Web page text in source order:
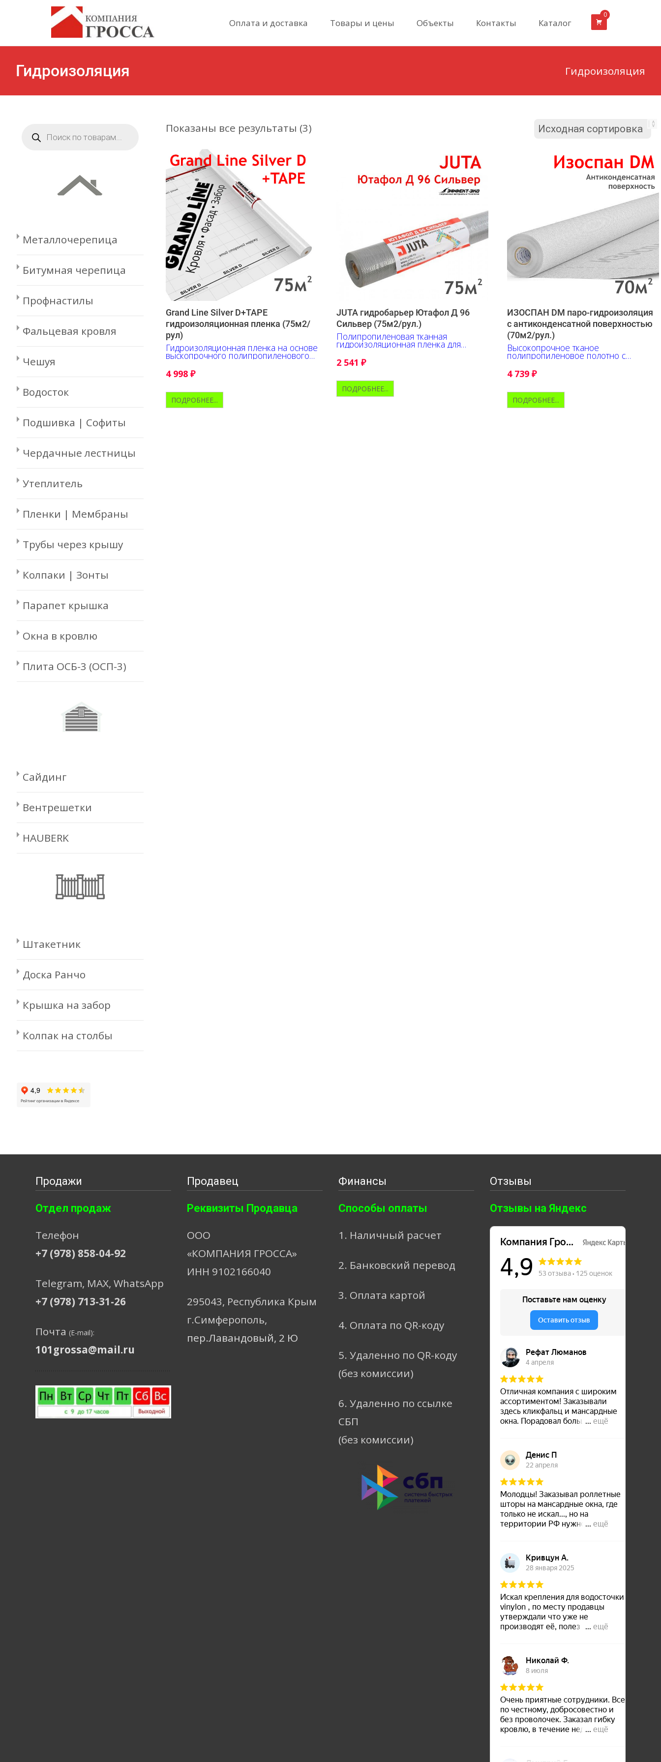
content
Оплата и доставка Товары и цены Объекты Контакты Каталог
0
Гидроизоляция Гидроизоляция
Показаны все результаты (3)
Grand Line Silver D+TAPE
гидроизоляционная пленка (75м2/
рул)
Гидроизоляционная пленка на основе
выскопрочного полипропиленового
полотна
4 998 ₽
ПОДРОБНЕЕ...
JUTA гидробарьер Ютафол Д 96
Сильвер (75м2/рул.)
Полипропиленовая тканная
гидроизоляционная пленка для
скатной кровли
2 541₽
ПОДРОБНЕЕ...
ИЗОСПАН DM паро-гидроизоляция
c антиконденсатной поверхностью
(70м2/рул.)
Высокопрочное тканое
полипропиленовое полотно с
антиконденсатной поверхностью
4 739₽
ПОДРОБНЕЕ...
товаров
Металлочерепица
Битумная черепица
Профнастилы
Фальцевая кровля
Чешуя
Водосток
Подшивка | Софиты
Чердачные лестницы
Утеплитель
Пленки | Мембраны
Трубы через крышу
Колпаки | Зонты
Парапет крышка
Окна в кровлю
Плита ОСБ-3 (ОСП-3)
Сайдинг
Вентрешетки
HAUBERK
Штакетник
Доска Ранчо
Крышка на забор
Колпак на столбы
Продажи
Отдел продаж
Телефон
+7 (978) 858-04-92
Telegram, МАХ, WhatsApp
+7 (978) 713-31-26
Почта (E-mail):
101grossa@mail.ru
Продавец
Реквизиты Продавца
ООО
«КОМПАНИЯ ГРОССА»
ИНН 9102166040
295043, Республика Крым
г.Симферополь,
пер.Лавандовый, 2 Ю
Финансы
Способы оплаты
1. Наличный расчет
2. Банковский перевод
3. Оплата картой
4. Оплата по QR-коду
5. Удаленно по QR-коду
(без комиссии)
6. Удаленно по ссылке
СБП
(без комиссии)
Отзывы
Отзывы на Яндекс